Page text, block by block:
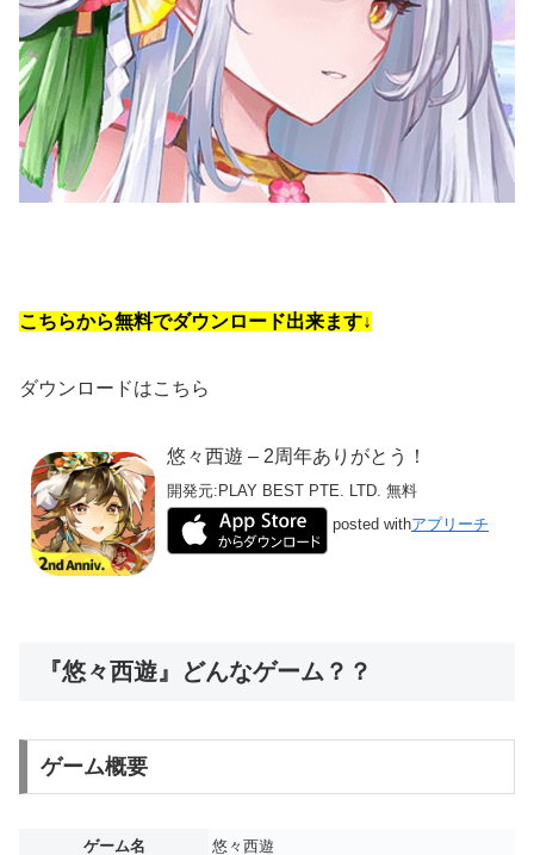
こちらから無料でダウンロード出来ます↓
ダウンロードはこちら
悠々西遊 – 2周年ありがとう！
開発元: PLAY BEST PTE. LTD. 無料
posted withアプリーチ
『悠々西遊』どんなゲーム？？
ゲーム概要
ゲーム名 悠々西遊